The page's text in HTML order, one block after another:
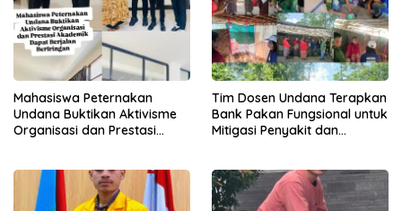
Mahasiswa Peternakan
Undana Buktikan Aktivisme
Organisasi dan Prestasi
Tim Dosen Undana Terapkan
Bank Pakan Fungsional untuk
Mitigasi Penyakit dan